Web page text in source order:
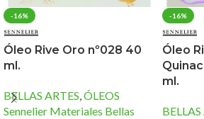
-16%
Óleo Rive Oro nº028 40
ml.
BELLAS ARTES,ÓLEOS
Sennelier Materiales Bellas
-16%
Óleo
ml.
BELLAS